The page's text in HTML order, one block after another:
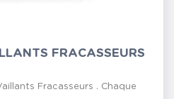
FRACASSEURS
Fracasseurs . Chaque